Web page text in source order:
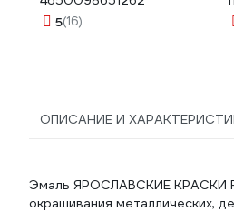
5(16)
ОПИСАНИЕ И
Эмаль ЯРОСЛАВСКИЕ КРАСКИ
окрашивания металлических,